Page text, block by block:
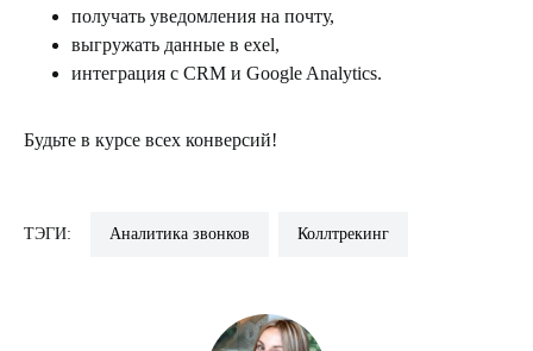
получать уведомления на почту,
выгружать данные в exel,
интеграция с CRM и Google Analytics.
Будьте в курсе всех конверсий!
ТЭГИ: Аналитика звонков Коллтрекинг